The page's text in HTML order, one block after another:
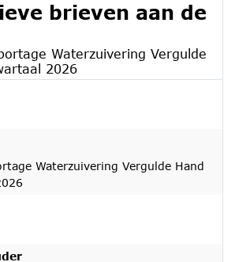
brieven aan de
Waterzuivering Vergulde
2026
Waterzuivering Vergulde Hand